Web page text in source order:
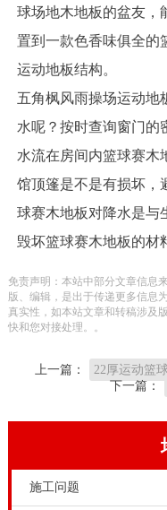
球场地木地板的盆友，
置到一款色香味俱全的
运动地板结构。
五角枫风雨操场运动地
水呢？按时查询窗门的
水流在房间内篮球赛木
馆顶篷是不是有损坏，
球赛木地板对降水是与
毁坏篮球赛木地板的材
免责声明：本站中部分文章信息
版、编辑，是出于传递更多信息
真实性，如本站文章和转稿涉及
快和您对接处理。。
上一篇：
22厚运动篮
下一篇：
施工问题